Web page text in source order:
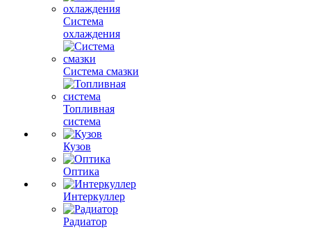
Система
охлаждения
Система смазки
Топливная
система
Кузов
Оптика
Интеркуллер
Радиатор